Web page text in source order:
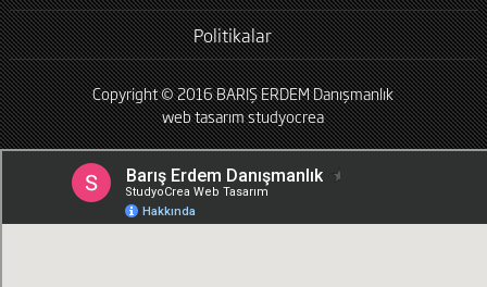
Politikalar
Copyright © 2016 BARIŞ ERDEM Danışmanlık
web tasarımstudyocrea